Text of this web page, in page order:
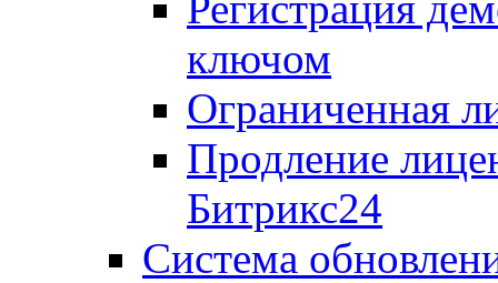
ключом
Ограниченная
Продление
Битрикс24
Система